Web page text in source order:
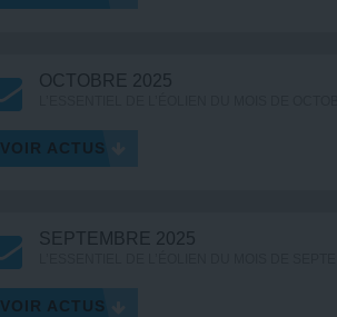
OCTOBRE 2025
VOIR ACTUS
SEPTEMBRE 2025
VOIR ACTUS